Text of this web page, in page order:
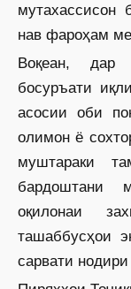
мутахассисон
нав фароҳам
Воқеан, дар
босуръати
асосии оби
олимон ё
муштараки
бардоштани
оқилонаи
ташаббусҳои
сарвати